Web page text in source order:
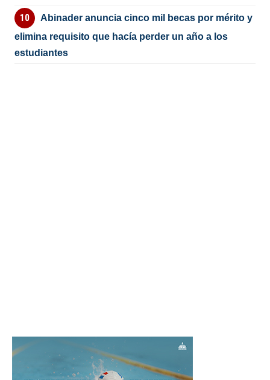
Abinader anuncia cinco mil becas por mérito y
elimina requisito que hacía perder un año a los
estudiantes